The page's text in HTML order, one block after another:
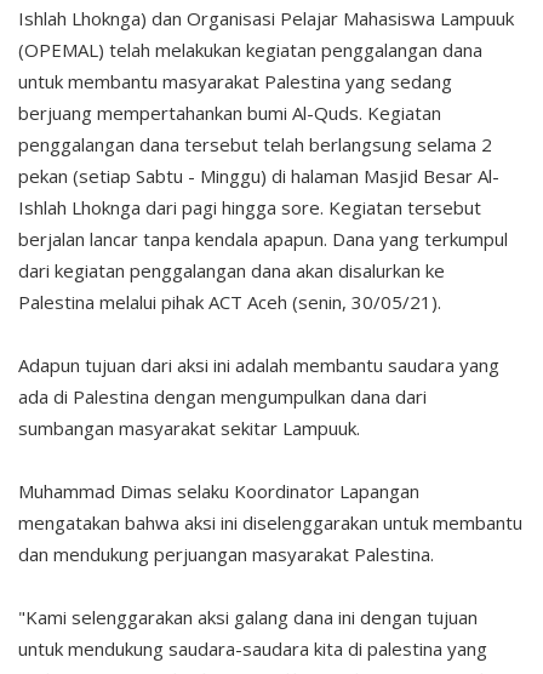
Ishlah Lhoknga) dan Organisasi Pelajar Mahasiswa Lampuuk
(OPEMAL) telah melakukan kegiatan penggalangan dana
untuk membantu masyarakat Palestina yang sedang
berjuang mempertahankan bumi Al-Quds. Kegiatan
penggalangan dana tersebut telah berlangsung selama 2
pekan (setiap Sabtu - Minggu) di halaman Masjid Besar Al-
Ishlah Lhoknga dari pagi hingga sore. Kegiatan tersebut
berjalan lancar tanpa kendala apapun. Dana yang terkumpul
dari kegiatan penggalangan dana akan disalurkan ke
Palestina melalui pihak ACT Aceh (senin, 30/05/21).
Adapun tujuan dari aksi ini adalah membantu saudara yang
ada di Palestina dengan mengumpulkan dana dari
sumbangan masyarakat sekitar Lampuuk.
Muhammad Dimas selaku Koordinator Lapangan
mengatakan bahwa aksi ini diselenggarakan untuk membantu
dan mendukung perjuangan masyarakat Palestina.
"Kami selenggarakan aksi galang dana ini dengan tujuan
untuk mendukung saudara-saudara kita di palestina yang